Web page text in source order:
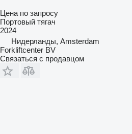
Цена по запросу
Портовый тягач
2024
Нидерланды, Amsterdam
Forkliftcenter BV
Связаться с продавцом